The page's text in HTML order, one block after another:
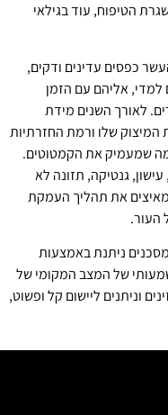
הטיפוח, עוד בגילאי
כפסים עדינים ודקים,
למדי, אליהם עם הזמן
לאורך השנים מידת
המיצוק שלו ורמת החזרתיות
שמעמיק את הקמטוטים.
גנטיקה, תזונה לא
מאיצים את תהליך העמקת
העור.
ניתנת באמצעות
של המצב המקומי של
וניתנים ליישום קל ופשוט,